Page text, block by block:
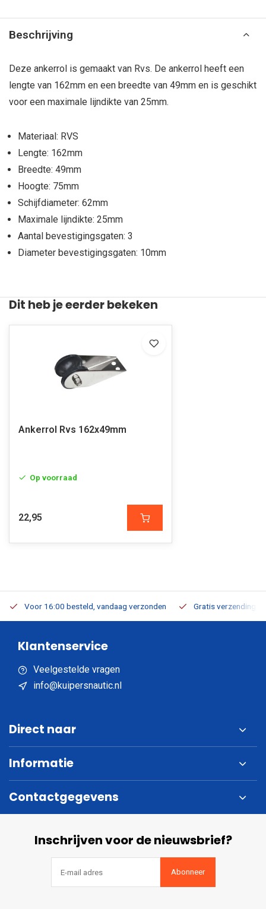
Beschrijving
Deze ankerrol is gemaakt van Rvs. De ankerrol heeft een
lengte van 162mm en een breedte van 49mm en is geschikt
voor een maximale lijndikte van 25mm.
Materiaal: RVS
Lengte: 162mm
Breedte: 49mm
Hoogte: 75mm
Schijfdiameter: 62mm
Maximale lijndikte: 25mm
Aantal bevestigingsgaten: 3
Diameter bevestigingsgaten: 10mm
Dit heb je eerder bekeken
Ankerrol Rvs 162x49mm
Op voorraad
22,95
Voor 16:00 besteld, vandaag verzonden Gratis verzending
Klantenservice
Veelgestelde vragen
info@kuipersnautic.nl
Direct naar
Informatie
Contactgegevens
Inschrijven voor de nieuwsbrief?
Abonneer